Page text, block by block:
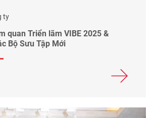
ty
quan Triển lãm VIBE 2025 &
Bộ Sưu Tập Mới